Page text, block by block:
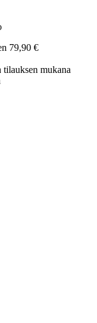
79,90 €
tilauksen mukana